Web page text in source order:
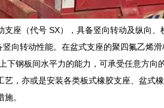
座（代号 SX），具备竖向转动及纵向
向转动性能。在盆式支座的聚四氟乙烯
钢板间水平力的能力，可承受任意方向
艺，亦或是安装各类板式橡胶支座、盆
。